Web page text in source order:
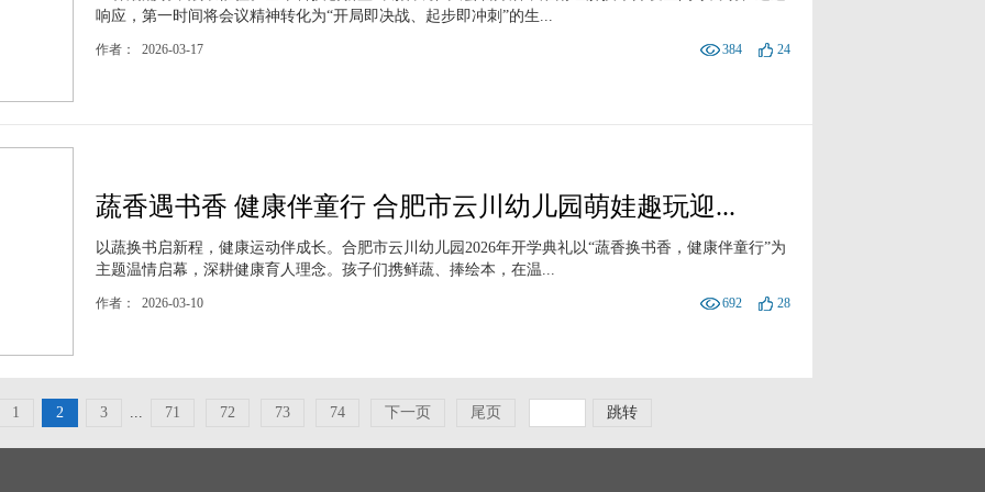
响应，第一时间将会议精神转化为“开局即决战、起步即冲刺”的生...
作者： 2026-03-17 384 24
蔬香遇书香 健康伴童行 合肥市云川幼儿园萌娃趣玩迎...
以蔬换书启新程，健康运动伴成长。合肥市云川幼儿园2026年开学典礼以“蔬香换书香，健康伴童行”为
主题温情启幕，深耕健康育人理念。孩子们携鲜蔬、捧绘本，在温...
作者： 2026-03-10 692 28
1 2 3 ... 71 72 73 74 下一页 尾页 跳转